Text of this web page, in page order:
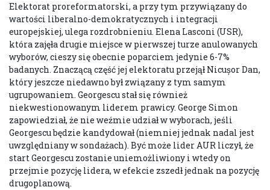
Elektorat proreformatorski, a przy tym przywiązany do
wartości liberalno-demokratycznych i integracji
europejskiej, ulega rozdrobnieniu. Elena Lasconi (USR),
która zajęła drugie miejsce w pierwszej turze anulowanych
wyborów, cieszy się obecnie poparciem jedynie 6-7%
badanych. Znaczącą część jej elektoratu przejął Nicușor Dan,
który jeszcze niedawno był związany z tym samym
ugrupowaniem. Georgescu stał się również
niekwestionowanym liderem prawicy. George Simon
zapowiedział, że nie weźmie udział w wyborach, jeśli
Georgescu będzie kandydował (niemniej jednak nadal jest
uwzględniany w sondażach). Być może lider AUR liczył, że
start Georgescu zostanie uniemożliwiony i wtedy on
przejmie pozycję lidera, w efekcie zszedł jednak na pozycję
drugoplanową.